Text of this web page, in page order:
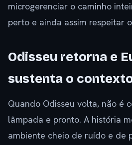
microgerenciar o caminho
perto e ainda assim respeitar
Odisseu retorna e
sustenta o
Quando Odisseu volta, não é
lâmpada e pronto. A história
ambiente cheio de ruído e de